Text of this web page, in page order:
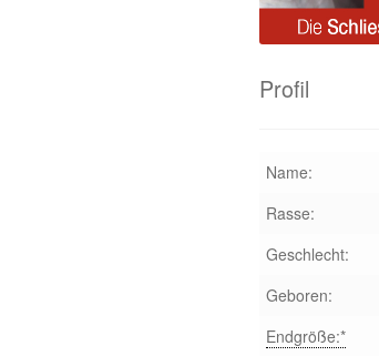
Profil
Name:
Rasse:
Geschlecht:
Geboren:
Endgröße:*